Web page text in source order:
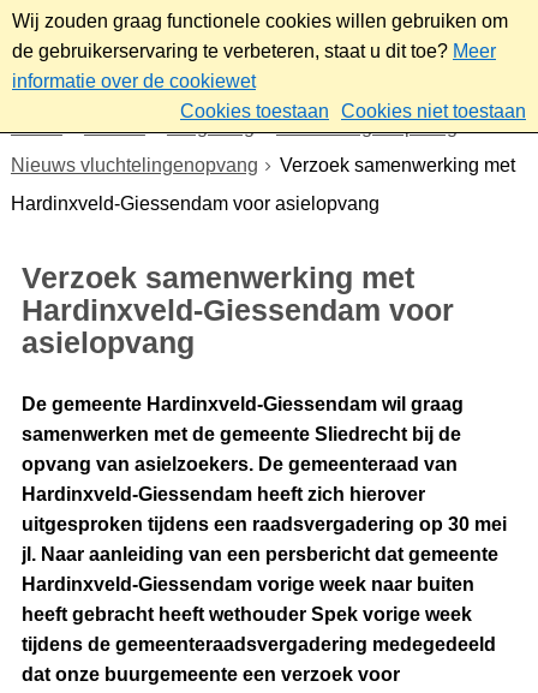
Wij zouden graag functionele cookies willen gebruiken om
de gebruikerservaring te verbeteren, staat u dit toe? Meer
informatie over de cookiewet
Cookies toestaan
Cookies niet toestaan
Omgeving
Vluchtelingenopvang
Nieuws vluchtelingenopvang
Verzoek samenwerking met
Hardinxveld-Giessendam voor asielopvang
Verzoek samenwerking met
Hardinxveld-Giessendam voor
asielopvang
De gemeente Hardinxveld-Giessendam wil graag
samenwerken met de gemeente Sliedrecht bij de
opvang van asielzoekers. De gemeenteraad van
Hardinxveld-Giessendam heeft zich hierover
uitgesproken tijdens een raadsvergadering op 30 mei
jl. Naar aanleiding van een persbericht dat gemeente
Hardinxveld-Giessendam vorige week naar buiten
heeft gebracht heeft wethouder Spek vorige week
tijdens de gemeenteraadsvergadering medegedeeld
dat onze buurgemeente een verzoek voor